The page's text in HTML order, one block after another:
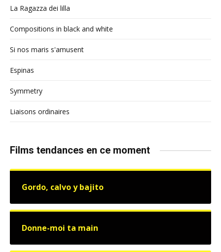
La Ragazza dei lilla
Compositions in black and white
Si nos maris s'amusent
Espinas
Symmetry
Liaisons ordinaires
Films tendances en ce moment
Gordo, calvo y bajito
Donne-moi ta main